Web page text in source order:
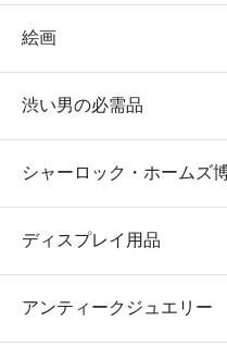
絵画
渋い男の必需品
シャーロック・ホームズ
ディスプレイ用品
アンティークジュエリー